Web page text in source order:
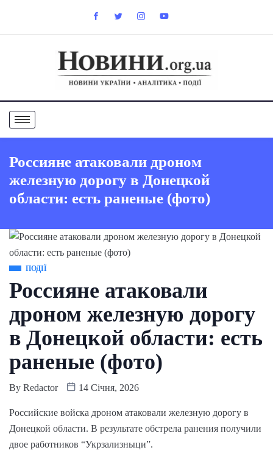
Россияне атаковали дроном
железную дорогу в Донецкой
области: есть раненые (фото)
ПОДІЇ
Россияне атаковали
дроном железную дорогу
в Донецкой области: есть
раненые (фото)
By Redactor 14 Січня, 2026
Российские войска дроном атаковали железную дорогу в
Донецкой области. В результате обстрела ранения получили
двое работников “Укрзализныци”.